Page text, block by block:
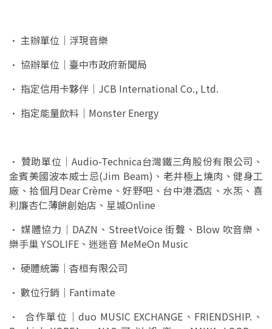
• 主辦單位｜浮現音樂
• 協辦單位｜臺中市政府新聞局
• 指定信用卡夥伴｜JCB International Co., Ltd.
• 指定能量飲料｜Monster Energy
• 贊助單位｜Audio-Technica台灣鐵三角股份有限公司、
金賓美國波本威士忌(Jim Beam)、老井極上燒肉、健身工
廠、拾個月Dear Crème、好野吧、台中港酒店、水炁、喜
利廉杏仁薄餅創始店、星城Online
• 媒體協力｜DAZN、StreetVoice 街聲、Blow 吹音樂、
樂手巢 YSOLIFE、迷迷音 MeMeOn Music
• 硬體統籌｜杳桓有限公司
• 數位行銷｜Fantimate
•
合作單位｜duo MUSIC EXCHANGE、FRIENDSHIP.、